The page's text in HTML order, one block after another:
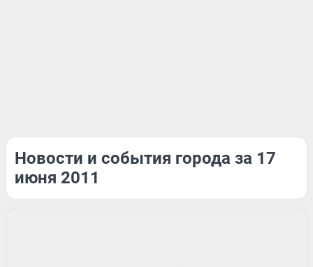
Новости и события города за 17
июня 2011